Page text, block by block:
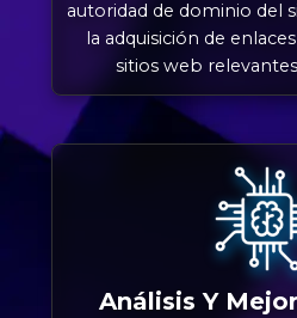
autoridad de dominio del
la adquisición de
sitios web
Análisis Y